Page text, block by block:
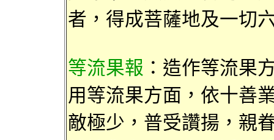
者，得成菩薩地及一切
等流果報 ：造作等流果
用 等流果方面 ，依十善
敵極少，普受讚揚，親